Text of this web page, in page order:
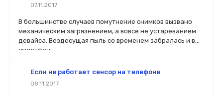
перед покупкой нового модуля старый был в руках. Так
легче сориентироваться в разъемах, элементах
крепления, электрических параметрах и прочих
характеристиках.
07.11.2017
В большинстве случаев помутнение снимков вызвано
механическим загрязнением, а вовсе не устареванием
девайса. Вездесущая пыль со временем забралась и в
смартфон.
Если не работает сенсор на телефоне
08.11.2017